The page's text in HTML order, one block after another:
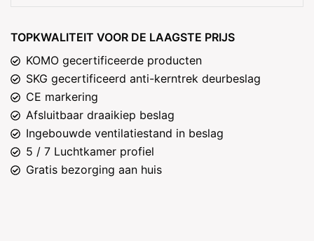
TOPKWALITEIT VOOR DE LAAGSTE PRIJS
KOMO gecertificeerde producten
SKG gecertificeerd anti-kerntrek deurbeslag
CE markering
Afsluitbaar draaikiep beslag
Ingebouwde ventilatiestand in beslag
5 / 7 Luchtkamer profiel
Gratis bezorging aan huis